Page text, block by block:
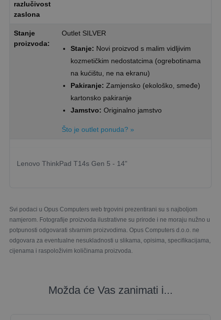
razlučivost
zaslona
Stanje
proizvoda:
Outlet SILVER
Stanje: Novi proizvod s malim vidljivim
kozmetičkim nedostatcima (ogrebotinama
na kućištu, ne na ekranu)
Pakiranje: Zamjensko (ekološko, smeđe)
kartonsko pakiranje
Jamstvo: Originalno jamstvo
Što je outlet ponuda? »
Lenovo ThinkPad T14s Gen 5 - 14"
Svi podaci u Opus Computers web trgovini prezentirani su s najboljom
namjerom. Fotografije proizvoda ilustrativne su prirode i ne moraju nužno u
potpunosti odgovarati stvarnim proizvodima. Opus Computers d.o.o. ne
odgovara za eventualne nesukladnosti u slikama, opisima, specifikacijama,
cijenama i raspoloživim količinama proizvoda.
Možda će Vas zanimati i...